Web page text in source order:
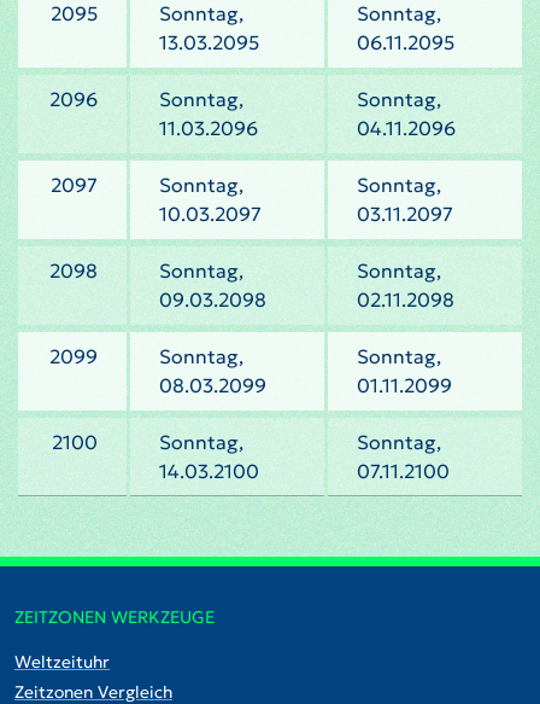
2095
Sonntag,
13.03.2095
Sonntag,
06.11.2095
2096
Sonntag,
11.03.2096
Sonntag,
04.11.2096
2097
Sonntag,
10.03.2097
Sonntag,
03.11.2097
2098
Sonntag,
09.03.2098
Sonntag,
02.11.2098
2099
Sonntag,
08.03.2099
Sonntag,
01.11.2099
2100
Sonntag,
14.03.2100
Sonntag,
07.11.2100
ZEITZONEN WERKZEUGE
Weltzeituhr
Zeitzonen Vergleich